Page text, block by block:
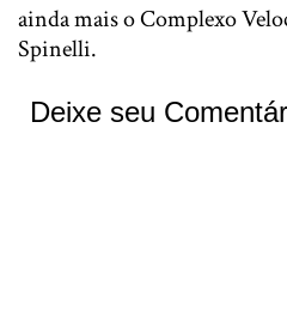
ainda mais o Complexo
Spinelli.
Deixe seu